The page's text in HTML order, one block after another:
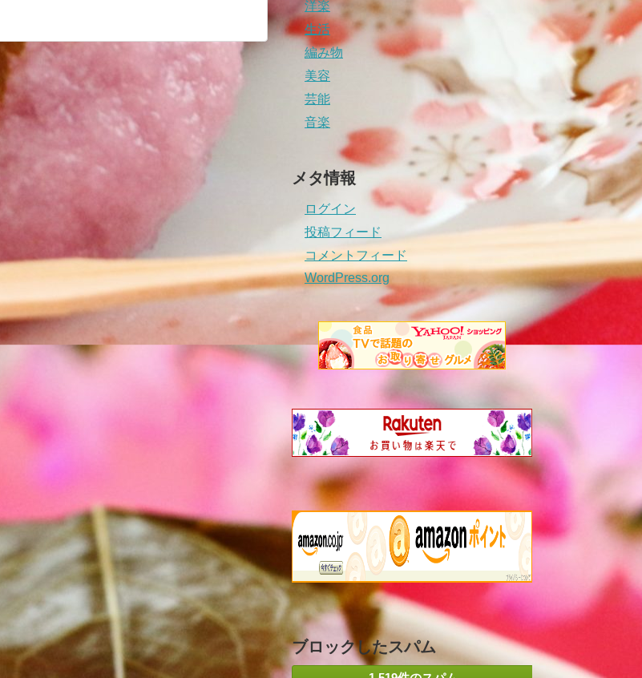
洋楽
生活
編み物
美容
芸能
音楽
メタ情報
ログイン
投稿フィード
コメントフィード
WordPress.org
ブロックしたスパム